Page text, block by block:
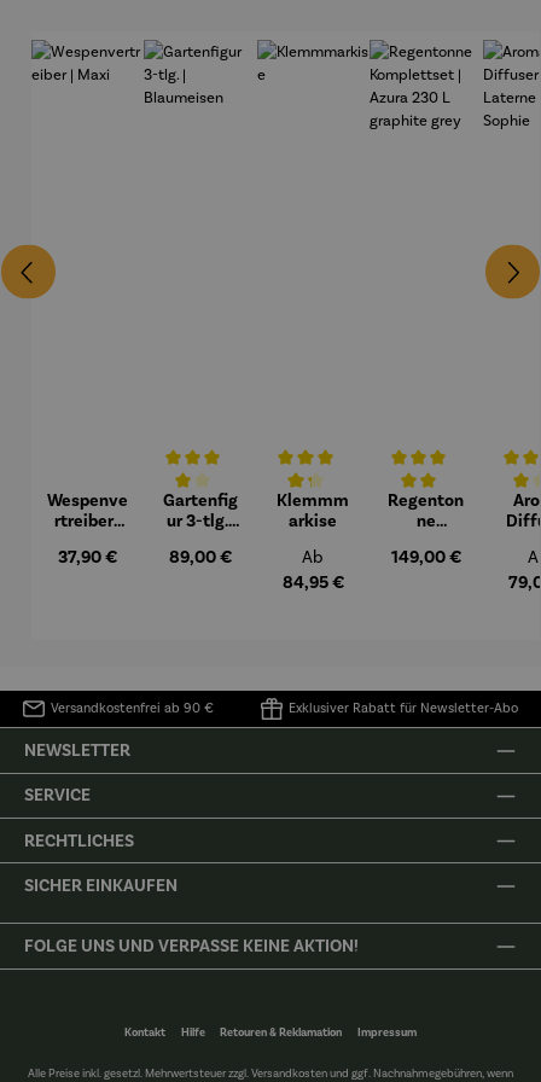
Wespenve
rtreiber |
Regulärer Preis:
37,90 €
Durchschnittliche Bewertung von 4 von 5 Sternen
Gartenfig
ur 3-tlg. |
en
Regulärer Preis:
89,00 €
Durchschnittliche Bewertung von 4.3
Klemmm
arkise
Regulärer Preis:
Ab
84,95 €
Durchschnittliche
Regenton
ne
set | Azura
Regulärer Preis:
149,00 €
Versandkostenfrei ab 90 € Exklusiver Rabatt für Newsletter-Abo
NEWSLETTER
SERVICE
RECHTLICHES
SICHER EINKAUFEN
FOLGE UNS UND VERPASSE KEINE AKTION!
Kontakt Hilfe Retouren & Reklamation Impressum
Alle Preise inkl. gesetzl. Mehrwertsteuer zzgl.Versandkostenund ggf. Nachnahmegebühren, wenn